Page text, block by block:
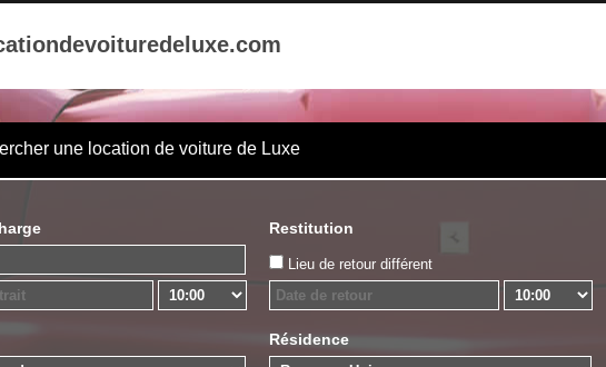
une location de voiture de Luxe
Restitution
Lieu de retour différent
Résidence